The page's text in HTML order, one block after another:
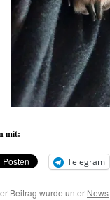
mit:
Telegram
Beitrag wurde unter News